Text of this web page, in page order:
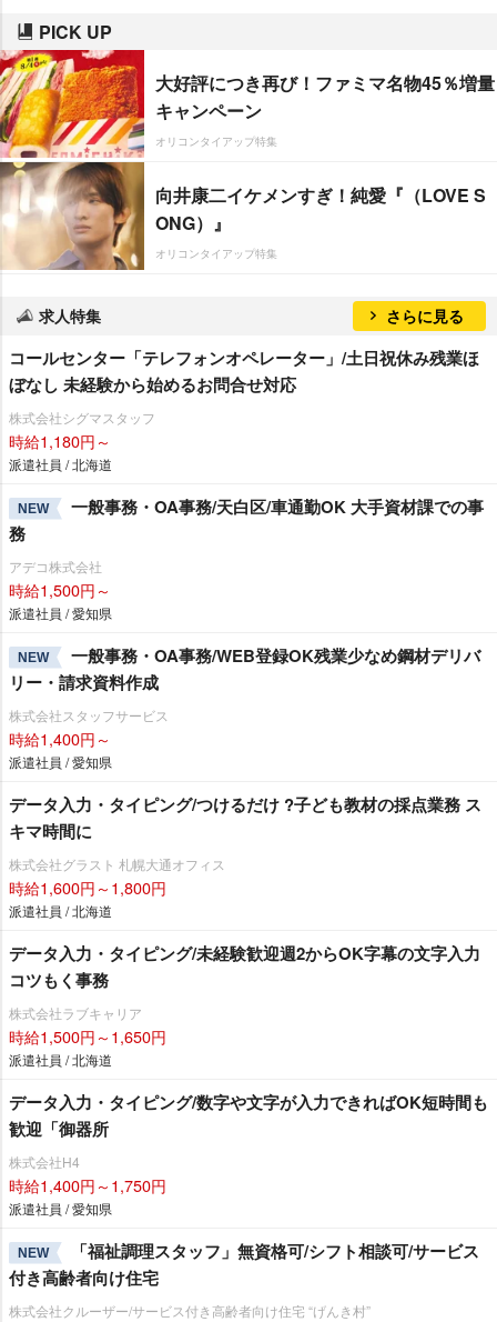
PICK UP
大好評につき再び！ファミマ名物45％増量
キャンペーン
オリコンタイアップ特集
向井康二イケメンすぎ！純愛『（LOVE S
ONG）』
オリコンタイアップ特集
求人特集 さらに見る
コールセンター「テレフォンオペレーター」/土日祝休み残業ほ
ぼなし 未経験から始めるお問合せ対応
株式会社シグマスタッフ
時給1,180円～
派遣社員 / 北海道
NEW
一般事務・OA事務/天白区/車通勤OK 大手資材課での事
務
アデコ株式会社
時給1,500円～
派遣社員 / 愛知県
NEW
一般事務・OA事務/WEB登録OK残業少なめ鋼材デリバ
リー・請求資料作成
株式会社スタッフサービス
時給1,400円～
派遣社員 / 愛知県
データ入力・タイピング/つけるだけ ?子ども教材の採点業務 ス
キマ時間に
株式会社グラスト 札幌大通オフィス
時給1,600円～1,800円
派遣社員 / 北海道
データ入力・タイピング/未経験歓迎週2からOK字幕の文字入力
コツもく事務
株式会社ラブキャリア
時給1,500円～1,650円
派遣社員 / 北海道
データ入力・タイピング/数字や文字が入力できればOK短時間も
歓迎「御器所
株式会社H4
時給1,400円～1,750円
派遣社員 / 愛知県
NEW
「福祉調理スタッフ」無資格可/シフト相談可/サービス
付き高齢者向け住宅
株式会社クルーザー/サービス付き高齢者向け住宅 “げんき村”